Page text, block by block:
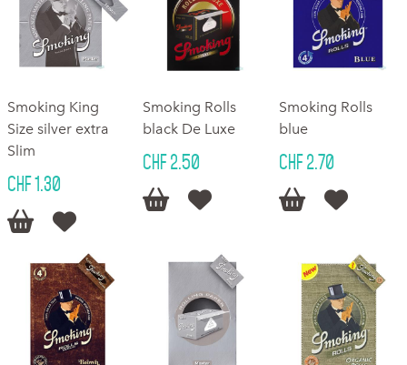
Smoking King
Size silver extra
Slim
CHF 1.30
 
Smoking Rolls
black De Luxe
CHF 2.50
 
Smoking Rolls
blue
CHF 2.70
 